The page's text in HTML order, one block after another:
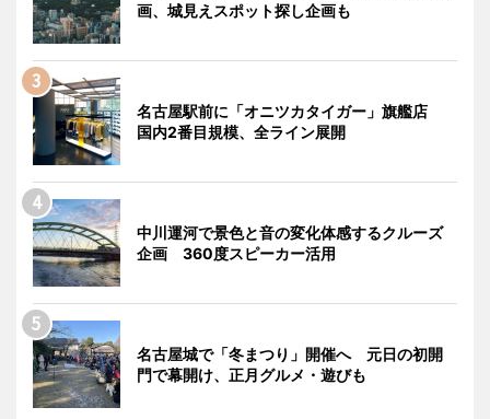
画、城見えスポット探し企画も
名古屋駅前に「オニツカタイガー」旗艦店
国内2番目規模、全ライン展開
中川運河で景色と音の変化体感するクルーズ
企画 360度スピーカー活用
名古屋城で「冬まつり」開催へ 元日の初開
門で幕開け、正月グルメ・遊びも